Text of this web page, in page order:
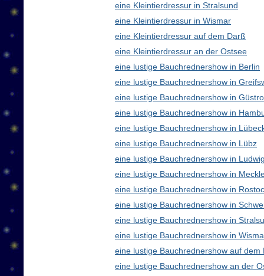
eine Kleintierdressur in Stralsund
eine Kleintierdressur in Wismar
eine Kleintierdressur auf dem Darß
eine Kleintierdressur an der Ostsee
eine lustige Bauchrednershow in Berlin
eine lustige Bauchrednershow in
eine lustige Bauchrednershow in
eine lustige Bauchrednershow in
eine lustige Bauchrednershow in
eine lustige Bauchrednershow in Lübz
eine lustige Bauchrednershow in
eine lustige Bauchrednershow in
eine lustige Bauchrednershow in
eine lustige Bauchrednershow in
eine lustige Bauchrednershow in
eine lustige Bauchrednershow in
eine lustige Bauchrednershow auf dem
eine lustige Bauchrednershow an der